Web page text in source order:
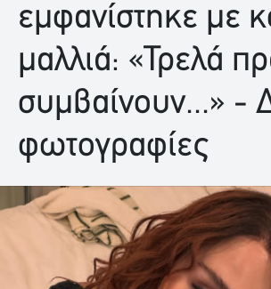
εμφανίστηκε με
μαλλιά: «Τρελά
συμβαίνουν...» -
φωτογραφίες